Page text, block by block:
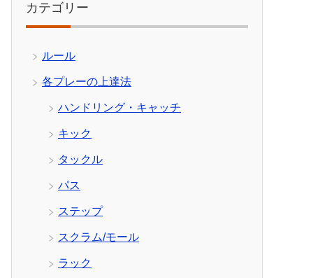
カテゴリー
ルール
各プレーの上達法
ハンドリング・キャッチ
キック
タックル
パス
ステップ
スクラム/モール
ラック